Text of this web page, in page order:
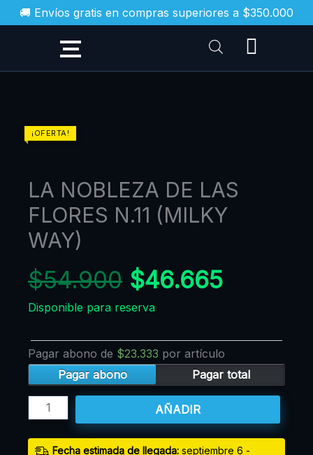
🚚 Envíos gratis en compras superiores a $350.000
al
¡OFERTA!
LA NOBLEZA DE LAS
FLORES N.11 (MILKY
WAY)
$54.900
original
era:
$54.900.
$46.665
actual
es:
Disponible para reserva
Pagar abono de $23.333 por artículo
Pagar abono
Pagar total
LA
NOBLEZA
LAS
FLORES
N.11
(MILKY
WAY)
cantidad
AÑADIR
Fecha estimada de llegada: septiembre 6 -